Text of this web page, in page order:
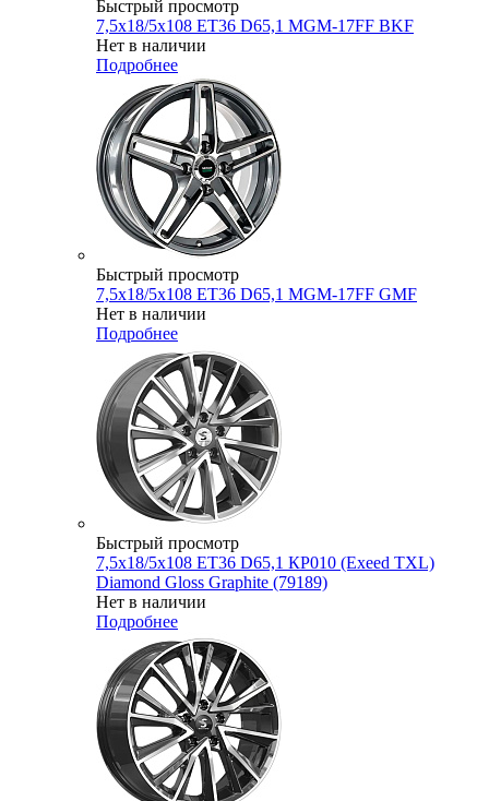
Быстрый просмотр
7,5x18/5x108 ET36 D65,1 MGM-17FF BKF
Нет в наличии
Подробнее
Быстрый просмотр
7,5x18/5x108 ET36 D65,1 MGM-17FF GMF
Нет в наличии
Подробнее
Быстрый просмотр
7,5x18/5x108 ET36 D65,1 КР010 (Exeed TXL)
Diamond Gloss Graphite (79189)
Нет в наличии
Подробнее